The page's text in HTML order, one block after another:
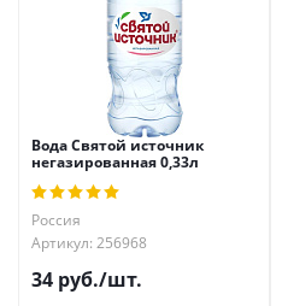
Вода Святой источник
негазированная 0,33л
Россия
Артикул: 256968
34 руб./шт.